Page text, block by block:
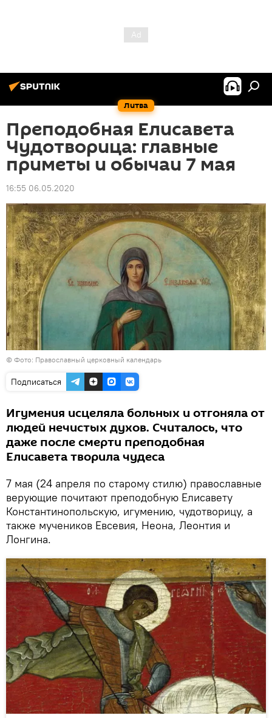
Литва
Преподобная Елисавета
Чудотворица: главные
приметы и обычаи 7 мая
16:55 06.05.2020
© Фото: Православный церковный календарь
Подписаться
Игумения исцеляла больных и отгоняла от
людей нечистых духов. Считалось, что
даже после смерти преподобная
Елисавета творила чудеса
7 мая (24 апреля по старому стилю) православные
верующие почитают преподобную Елисавету
Константинопольскую, игумению, чудотворицу, а
также мучеников Евсевия, Неона, Леонтия и
Лонгина.